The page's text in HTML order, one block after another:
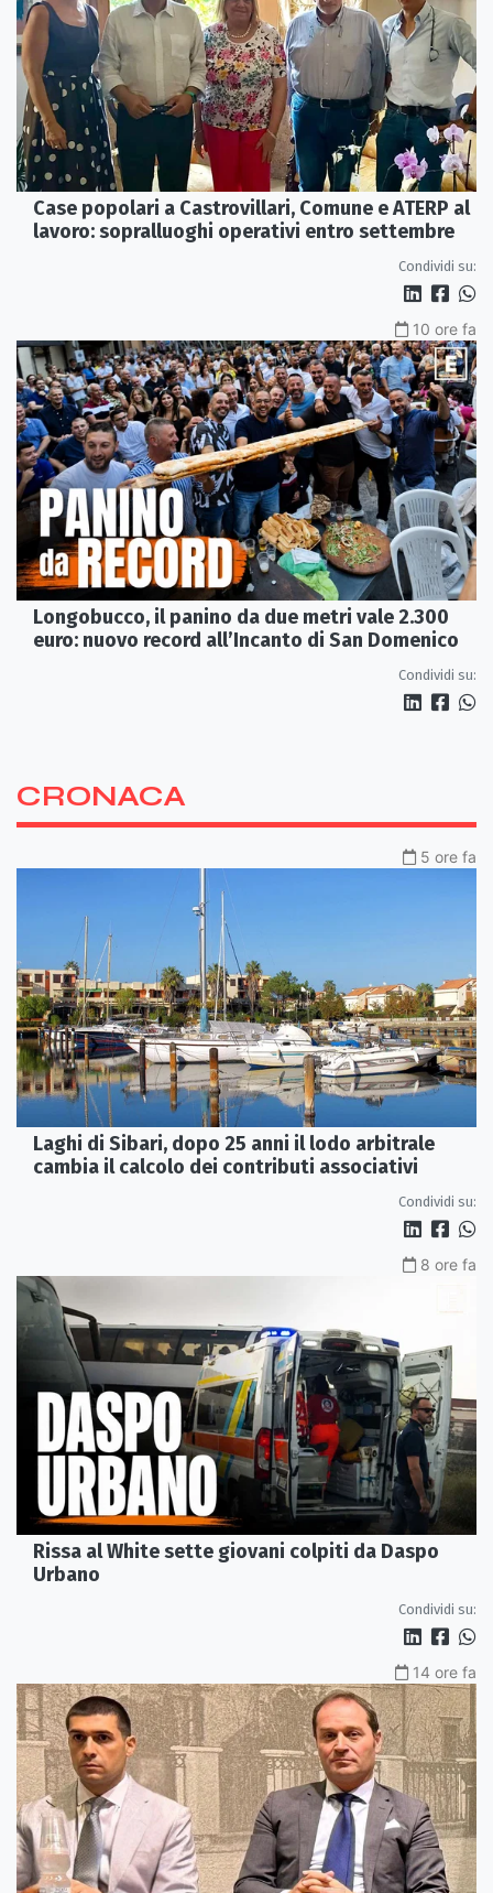
Case popolari a Castrovillari, Comune e ATERP al
lavoro: sopralluoghi operativi entro settembre
Condividi su:
10 ore fa
Longobucco, il panino da due metri vale 2.300
euro: nuovo record all’Incanto di San Domenico
Condividi su:
CRONACA
5 ore fa
Laghi di Sibari, dopo 25 anni il lodo arbitrale
cambia il calcolo dei contributi associativi
Condividi su:
8 ore fa
Rissa al White sette giovani colpiti da Daspo
Urbano
Condividi su:
14 ore fa